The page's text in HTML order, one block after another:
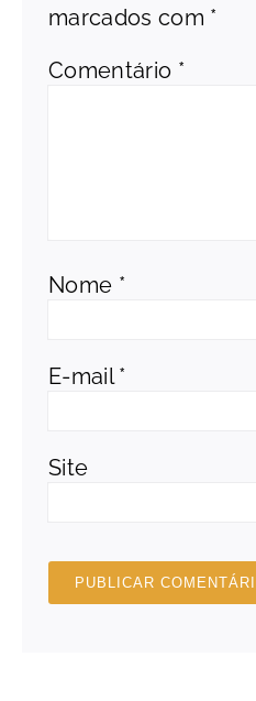
marcados com *
Comentário *
Nome *
E-mail*
Site